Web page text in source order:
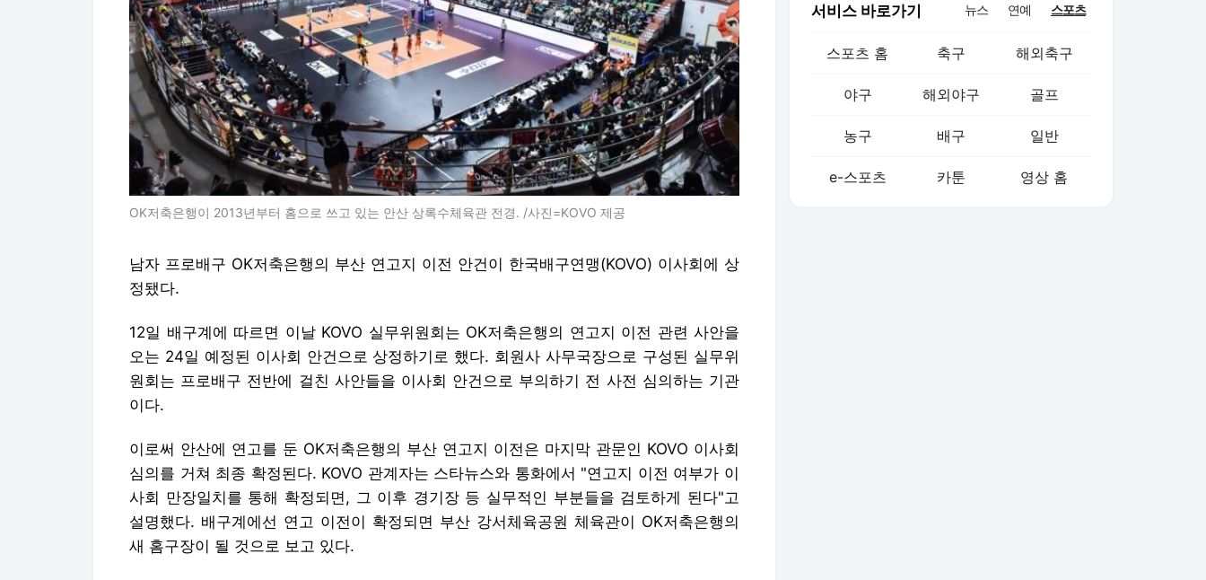
OK저축은행이 2013년부터 홈으로 쓰고 있는 안산 상록수체육관 전경. /사진=KOVO 제공
남자 프로배구 OK저축은행의 부산 연고지 이전 안건이 한국배구연맹(KOVO) 이사회에 상
정됐다.
12일 배구계에 따르면 이날 KOVO 실무위원회는 OK저축은행의 연고지 이전 관련 사안을
오는 24일 예정된 이사회 안건으로 상정하기로 했다. 회원사 사무국장으로 구성된 실무위
원회는 프로배구 전반에 걸친 사안들을 이사회 안건으로 부의하기 전 사전 심의하는 기관
이다.
이로써 안산에 연고를 둔 OK저축은행의 부산 연고지 이전은 마지막 관문인 KOVO 이사회
심의를 거쳐 최종 확정된다. KOVO 관계자는 스타뉴스와 통화에서 "연고지 이전 여부가 이
사회 만장일치를 통해 확정되면, 그 이후 경기장 등 실무적인 부분들을 검토하게 된다"고
설명했다. 배구계에선 연고 이전이 확정되면 부산 강서체육공원 체육관이 OK저축은행의
새 홈구장이 될 것으로 보고 있다.
서비스 바로가기 뉴스 연예 스포츠
스포츠 홈 축구 해외축구
야구 해외야구 골프
농구 배구 일반
e-스포츠 카툰 영상 홈